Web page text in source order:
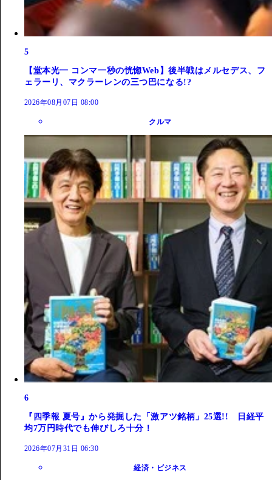
5
【堂本光一 コンマ一秒の恍惚Web】後半戦はメルセデス、フ
ェラーリ、マクラーレンの三つ巴になる!?
2026年08月07日 08:00
クルマ
6
『四季報 夏号』から発掘した「激アツ銘柄」25選!! 日経平
均7万円時代でも伸びしろ十分！
2026年07月31日 06:30
経済・ビジネス